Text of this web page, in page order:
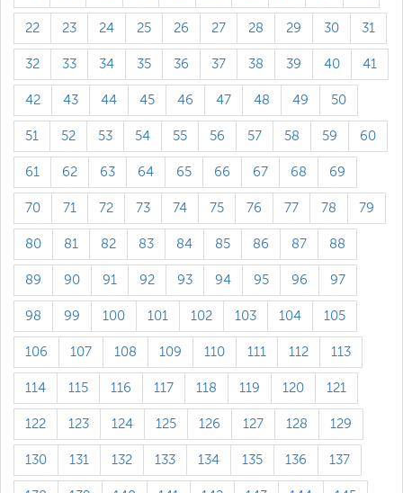
22 23 24 25 26 27 28 29 30 31
32 33 34 35 36 37 38 39 40 41
42 43 44 45 46 47 48 49 50
51 52 53 54 55 56 57 58 59 60
61 62 63 64 65 66 67 68 69
70 71 72 73 74 75 76 77 78 79
80 81 82 83 84 85 86 87 88
89 90 91 92 93 94 95 96 97
98 99 100 101 102 103 104 105
106 107 108 109 110 111 112 113
114 115 116 117 118 119 120 121
122 123 124 125 126 127 128 129
130 131 132 133 134 135 136 137